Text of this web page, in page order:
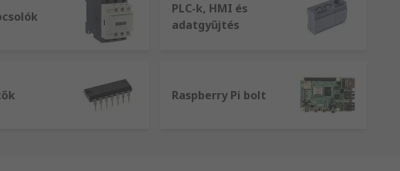
PLC-k, HMI és
adatgyűjtés
Raspberry Pi bolt